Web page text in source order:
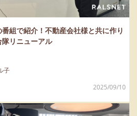
番組で紹介！不動産会社様と共に作り
隊リニューアル
子
2025/09/10